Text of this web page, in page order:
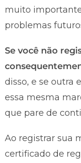
muito
problemas
Se você não
disso, e se outra
essa mesma
que pare de
Ao registrar sua
certificado de